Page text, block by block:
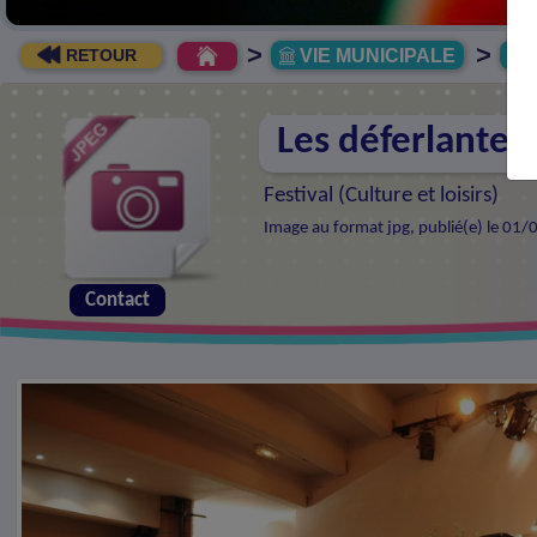
RETOUR > VIE MUNICIPALE >
Les déferlantes
Festival (Culture et loisirs)
Image au format jpg, publié(e) le
Contact